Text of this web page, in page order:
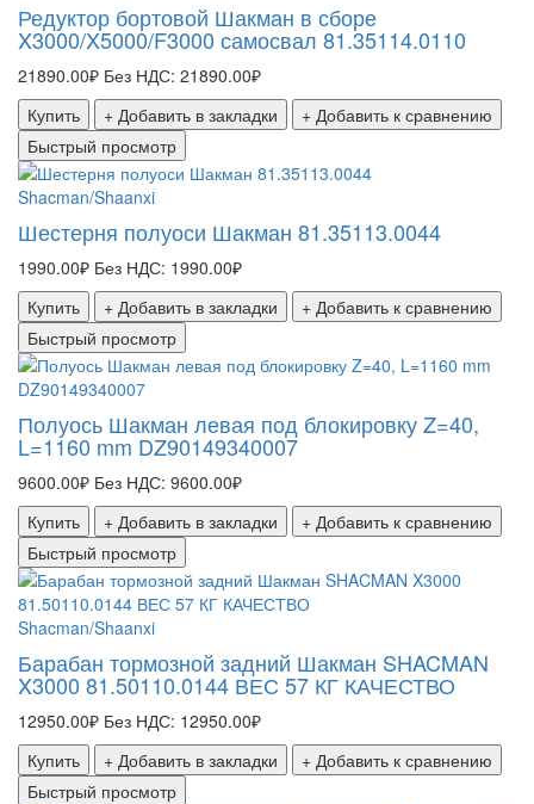
Редуктор бортовой Шакман в сборе
X3000/X5000/F3000 самосвал 81.35114.0110
21890.00₽ Без НДС: 21890.00₽
Купить
+ Добавить в закладки
+ Добавить к сравнению
Быстрый просмотр
Shacman/Shaanxi
Шестерня полуоси Шакман 81.35113.0044
1990.00₽ Без НДС: 1990.00₽
Купить
+ Добавить в закладки
+ Добавить к сравнению
Быстрый просмотр
Полуось Шакман левая под блокировку Z=40,
L=1160 mm DZ90149340007
9600.00₽ Без НДС: 9600.00₽
Купить
+ Добавить в закладки
+ Добавить к сравнению
Быстрый просмотр
Shacman/Shaanxi
Барабан тормозной задний Шакман SHACMAN
X3000 81.50110.0144 ВЕС 57 КГ КАЧЕСТВО
12950.00₽ Без НДС: 12950.00₽
Купить
+ Добавить в закладки
+ Добавить к сравнению
Быстрый просмотр